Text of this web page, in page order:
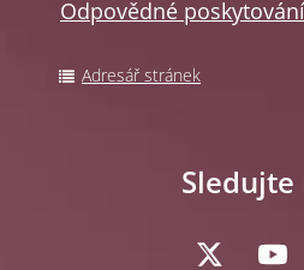
Odpovědné
Adresář stránek
Sledujte